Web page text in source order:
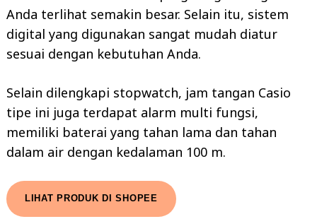
Anda terlihat semakin besar. Selain itu, sistem
digital yang digunakan sangat mudah diatur
sesuai dengan kebutuhan Anda.
Selain dilengkapi stopwatch, jam tangan Casio
tipe ini juga terdapat alarm multi fungsi,
memiliki baterai yang tahan lama dan tahan
dalam air dengan kedalaman 100 m.
LIHAT PRODUK DI SHOPEE